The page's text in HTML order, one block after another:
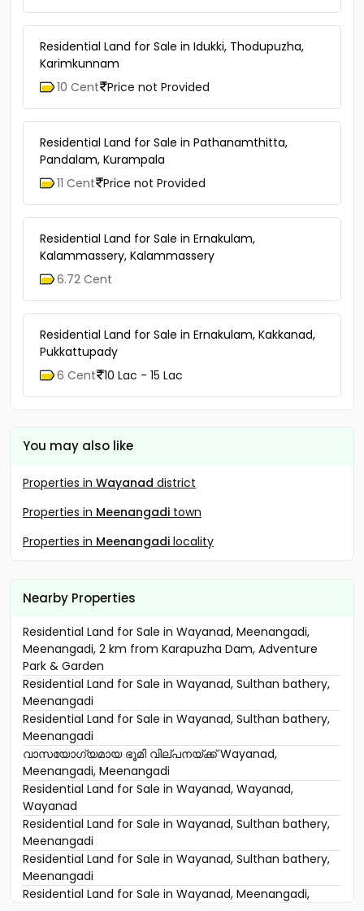
Residential Land for Sale in Idukki, Thodupuzha,
Karimkunnam
10 Cent Price not Provided
Residential Land for Sale in Pathanamthitta,
Pandalam, Kurampala
11 Cent Price not Provided
Residential Land for Sale in Ernakulam,
Kalammassery, Kalammassery
6.72 Cent
Residential Land for Sale in Ernakulam, Kakkanad,
Pukkattupady
6 Cent 10 Lac - 15 Lac
You may also like
Properties in Wayanad district
Properties in Meenangadi town
Properties in Meenangadi locality
Nearby Properties
Residential Land for Sale in Wayanad, Meenangadi,
Meenangadi, 2 km from Karapuzha Dam, Adventure
Park & Garden
Residential Land for Sale in Wayanad, Sulthan bathery,
Meenangadi
Residential Land for Sale in Wayanad, Sulthan bathery,
Meenangadi
വാസയോഗ്യമായ ഭൂമി വില്പനയ്ക്ക് Wayanad,
Meenangadi, Meenangadi
Residential Land for Sale in Wayanad, Wayanad,
Wayanad
Residential Land for Sale in Wayanad, Sulthan bathery,
Meenangadi
Residential Land for Sale in Wayanad, Sulthan bathery,
Meenangadi
Residential Land for Sale in Wayanad, Meenangadi,